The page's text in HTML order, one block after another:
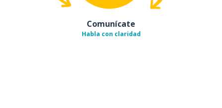
Comunícate
Habla con claridad